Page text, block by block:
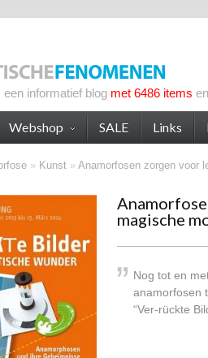
een informatief blog met 6486 items
» Kunst » Anamorfosen zorgen voor
magische
Nog tot en
anamorfosen
“Ver-rückte
Webshop SALE Links